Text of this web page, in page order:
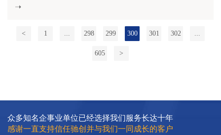
而此
➝
< 1 ... 298 299 300 301 302 ...
605 >
众多知名企事业单位已经选择我们服务长达十年
感谢一直支持信任驰创并与我们一同成长的客户